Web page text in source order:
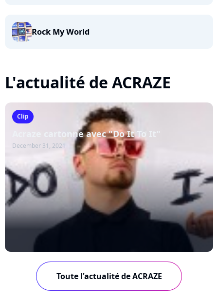
Rock My World
L'actualité de ACRAZE
Clip
Acraze cartonne avec "Do It To It"
December 31, 2021
Toute l'actualité de ACRAZE